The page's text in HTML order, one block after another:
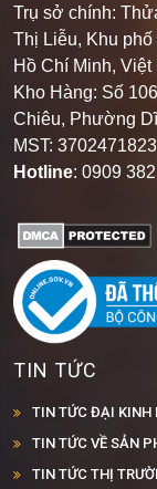
Trụ sở chính:
Thị Liễu, Khu
Hồ Chí Minh, Việt
Kho Hàng: Số
Chiêu, Phường
MST: 3702471823
Hotline: 0909
TIN TỨC
TIN TỨC ĐẠI KINH
TIN TỨC VỀ SẢN
TIN TỨC THỊ